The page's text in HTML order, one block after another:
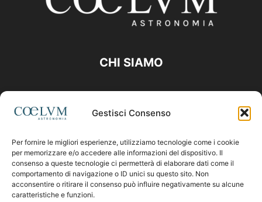
Gestisci Consenso
Per fornire le migliori esperienze, utilizziamo tecnologie come i cookie
per memorizzare e/o accedere alle informazioni del dispositivo. Il
consenso a queste tecnologie ci permetterà di elaborare dati come il
comportamento di navigazione o ID unici su questo sito. Non
acconsentire o ritirare il consenso può influire negativamente su alcune
caratteristiche e funzioni.
CHI SIAMO